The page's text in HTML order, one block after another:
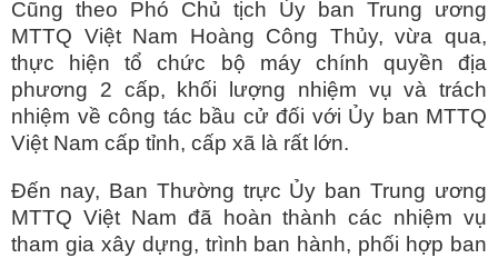
Cũng theo Phó Chủ tịch Ủy ban Trung ương
MTTQ Việt Nam Hoàng Công Thủy, vừa qua,
thực hiện tổ chức bộ máy chính quyền địa
phương 2 cấp, khối lượng nhiệm vụ và trách
nhiệm về công tác bầu cử đối với Ủy ban MTTQ
Việt Nam cấp tỉnh, cấp xã là rất lớn.
Đến nay, Ban Thường trực Ủy ban Trung ương
MTTQ Việt Nam đã hoàn thành các nhiệm vụ
tham gia xây dựng, trình ban hành, phối hợp ban